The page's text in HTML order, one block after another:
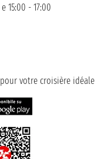
15:00 - 17:00
votre croisière idéale